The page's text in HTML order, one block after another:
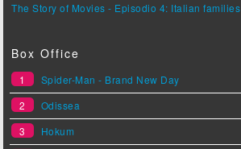
The Story of Movies - Episodio 4: Italian families
Box Office
1
Spider-Man - Brand New Day
2
Odissea
3
Hokum